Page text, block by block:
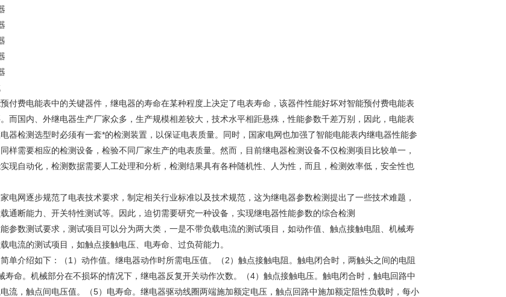
付费电能表中的关键器件，继电器的寿命在某种程度上决定了电表寿命，该器件性能好坏对智能预付费电能表
而国内、外继电器生产厂家众多，生产规模相差较大，技术水平相距悬殊，性能参数千差万别，因此，电能表
器检测选型时必须有一套*的检测装置，以保证电表质量。同时，国家电网也加强了智能电能表内继电器性能参
样需要相应的检测设备，检验不同厂家生产的电表质量。然而，目前继电器检测设备不仅检测项目比较单一，
现自动化，检测数据需要人工处理和分析，检测结果具有各种随机性、人为性，而且，检测效率低，安全性也
电网逐步规范了电表技术要求，制定相关行业标准以及技术规范，这为继电器参数检测提出了一些技术难题，
通断能力、开关特性测试等。因此，迫切需要研究一种设备，实现继电器性能参数的综合检测
参数测试要求，测试项目可以分为两大类，一是不带负载电流的测试项目，如动作值、触点接触电阻、机械寿
电流的测试项目，如触点接触电压、电寿命、过负荷能力。
单介绍如下：（1）动作值。继电器动作时所需电压值。（2）触点接触电阻。触电闭合时，两触头之间的电阻
寿命。机械部分在不损坏的情况下，继电器反复开关动作次数。（4）触点接触电压。触电闭合时，触电回路中
流，触点间电压值。（5）电寿命。继电器驱动线圈两端施加额定电压，触点回路中施加额定阻性负载时，每小